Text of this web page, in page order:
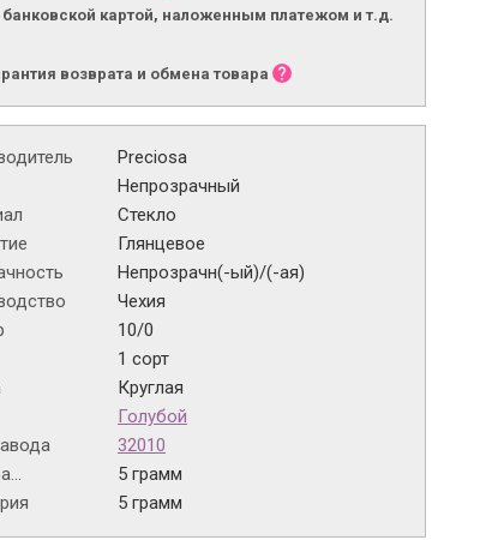
банковской картой, наложенным платежом и т.д.
возврата и обмена товара
Preciosa
Непрозрачный
Стекло
Глянцевое
Непрозрачн(-ый)/(-ая)
Чехия
10/0
1 сорт
Круглая
Голубой
32010
5 грамм
5 грамм